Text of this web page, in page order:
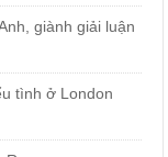
giành giải luận
tình ở London